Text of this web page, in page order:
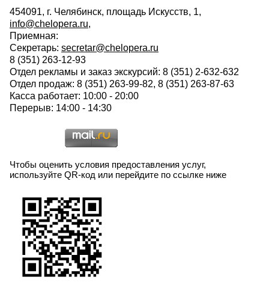
454091, г. Челябинск, площадь Искусств, 1,
info@chelopera.ru,
Приемная:
Секретарь: secretar@chelopera.ru
8 (351) 263-12-93
Отдел рекламы и заказ экскурсий: 8 (351) 2-632-632
Отдел продаж: 8 (351) 263-99-82, 8 (351) 263-87-63
Касса работает: 10:00 - 20:00
Перерыв: 14:00 - 14:30
Чтобы оценить условия предоставления услуг,
используйте QR-код или перейдите по ссылке ниже